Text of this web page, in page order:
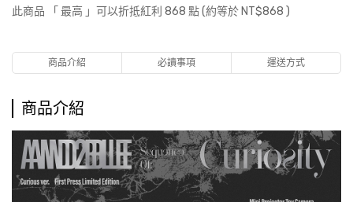
此商品 「 最高 」可以折抵紅利 868 點 (約等於 NT$868 )
商品介紹 必讀事項 運送方式
商品介紹